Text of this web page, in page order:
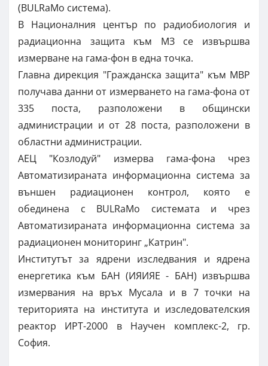
(BULRaMo система).
В Националния център по радиобиология и
радиационна защита към МЗ се извършва
измерване на гама-фон в една точка.
Главна дирекция "Гражданска защита" към МВР
получава данни от измерването на гама-фона от
335 поста, разположени в общински
администрации и от 28 поста, разположени в
областни администрации.
АЕЦ "Козлодуй" измерва гама-фона чрез
Автоматизираната информационна система за
външен радиационен контрол, която е
обединена с BULRaMo системата и чрез
Автоматизираната информационна система за
радиационен мониторинг „Катрин".
Институтът за ядрени изследвания и ядрена
енергетика към БАН (ИЯИЯЕ - БАН) извършва
измервания на връх Мусала и в 7 точки на
територията на института и изследователския
реактор ИРТ-2000 в Научен комплекс-2, гр.
София.